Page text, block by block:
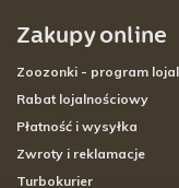
Zakupy online
Zoozonki - program
Rabat lojalnościowy
Płatność i wysyłka
Zwroty i reklamacje
Turbokurier